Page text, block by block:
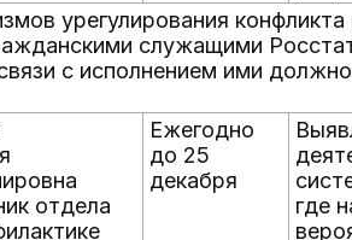
урегулирования
служащими
с исполнением ими
отдела
Ежегодно
до 25
декабря
где